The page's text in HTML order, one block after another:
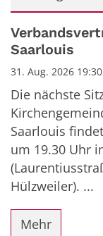
Datum: 31.
Saarlouis
31. Aug. 2026
Die nächste
Saarlouis
um 19.30 Uhr
Hülzweiler). ...
Mehr